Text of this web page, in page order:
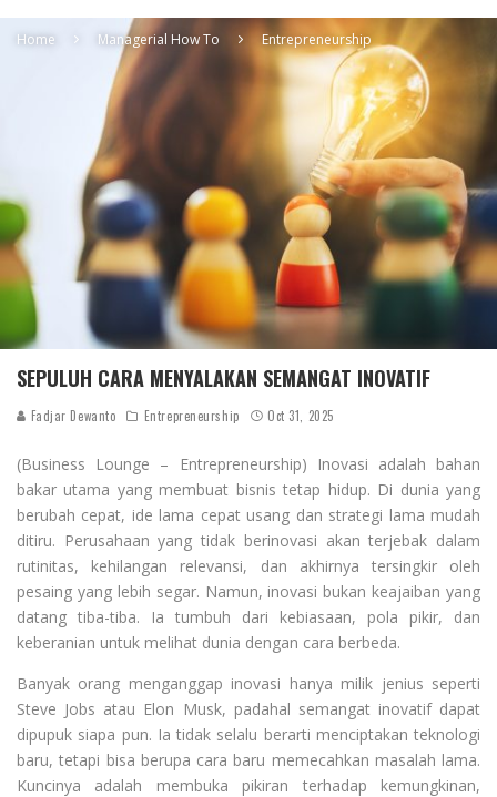
Home Managerial How To Entrepreneurship
SEPULUH CARA MENYALAKAN SEMANGAT INOVATIF
Fadjar Dewanto Entrepreneurship Oct 31, 2025
(Business Lounge – Entrepreneurship) Inovasi adalah bahan
bakar utama yang membuat bisnis tetap hidup. Di dunia yang
berubah cepat, ide lama cepat usang dan strategi lama mudah
ditiru. Perusahaan yang tidak berinovasi akan terjebak dalam
rutinitas, kehilangan relevansi, dan akhirnya tersingkir oleh
pesaing yang lebih segar. Namun, inovasi bukan keajaiban yang
datang tiba-tiba. Ia tumbuh dari kebiasaan, pola pikir, dan
keberanian untuk melihat dunia dengan cara berbeda.
Banyak orang menganggap inovasi hanya milik jenius seperti
Steve Jobs atau Elon Musk, padahal semangat inovatif dapat
dipupuk siapa pun. Ia tidak selalu berarti menciptakan teknologi
baru, tetapi bisa berupa cara baru memecahkan masalah lama.
Kuncinya adalah membuka pikiran terhadap kemungkinan,